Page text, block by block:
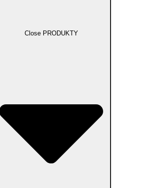
Close PRODUKTY